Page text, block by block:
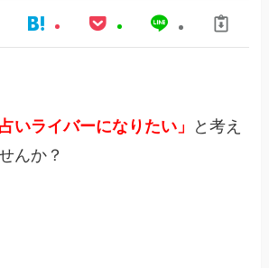
いライバーになりたい」
と考え
んか？